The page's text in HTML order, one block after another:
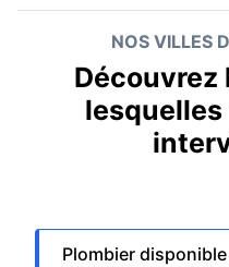
NOS VILLES
Découvrez
lesquelles
Plombier